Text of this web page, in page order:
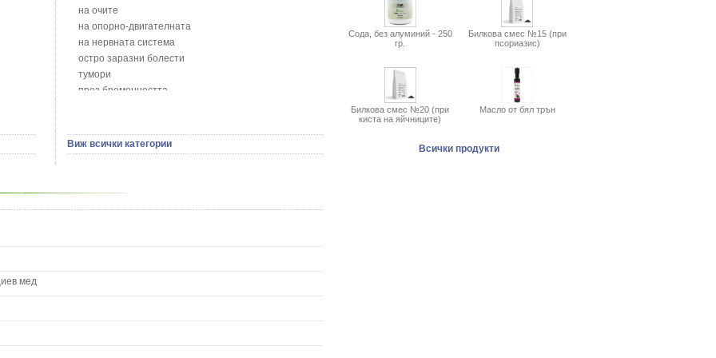
Божур - Paeonia Decora
Борови връхчета - Pinus sylvestris
Босилек - Ocimum Basillicum
Брей - Tamus Communis
Брош - Rubia tinctorum L.
Бръшлян - Hedera helix L.
Бял имел - Viscum album L.
Бял оман - Inula Helenium L.
Бяла върба - Salix Аlba
на очите
на опорно-двигателната
на нервната система
остро заразни болести
тумори
през бременността
сексуални проблеми
на половите органи
Виж всички категории
мед
Сода, без алуминий - 250
гр.
Билкова смес №15 (при
псориазис)
Билкова смес №20 (при
киста на яйчниците)
Масло от бял трън
Всички продукти